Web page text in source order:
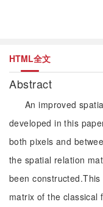
HTML全文
Abstract
An improved
developed in this
both pixels and
the spatial relation
been
matrix of the classical